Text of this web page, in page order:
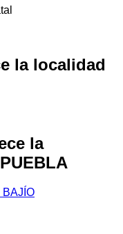
la localidad
la
BAJÍO